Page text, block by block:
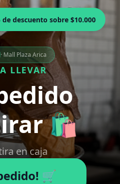
descuento sobre $10.000
· Mall Plaza Arica
LLEVAR
🛍️
en caja
🛒